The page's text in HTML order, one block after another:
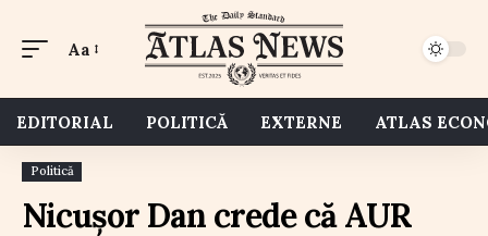
Aa
EDITORIAL POLITICĂ EXTERNE ATLAS
Politică
Nicușor Dan crede că AUR